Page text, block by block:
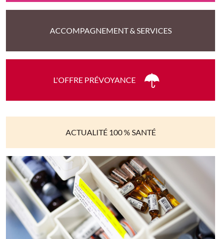
ACCOMPAGNEMENT & SERVICES
L'OFFRE PRÉVOYANCE
ACTUALITÉ 100 % SANTÉ